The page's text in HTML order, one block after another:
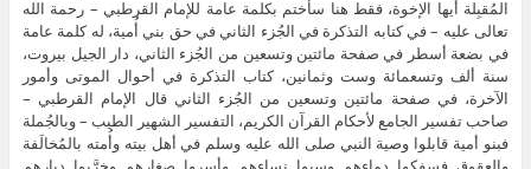
المُقبِلة أيها الإخوة، فقط هنا سأختم بكلمة عامة للإمام القرطبي – رحمة الله
تعالى عليه – في كتابه التذكرة في الجُزء الثاني في حق بني أُمية، له كلمة عامة
في بضعة أسطر في صفحة مائتين وتسعين من الجُزء الثاني، دار الجيل بيروت،
سنة ألف وتسعمائة وست وثمانين، كتاب التذكرة في أحوال الموتى وأمور
الآخرة، في صفحة مائتين وتسعين من الجُزء الثاني قال الإمام القرطبي –
صاحب تفسير الجامع لأحكام القرآن الكريم، التفسير الشهير الطيب – وبالجُملة
فبنو أمية قابلوا وصية النبي صلى الله عليه وسلم في أهل بيته وأُمته بالمُخالَفة